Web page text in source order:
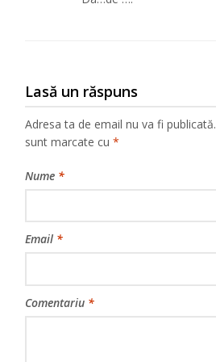
Lasă un răspuns
Adresa ta de email nu va fi publicată.
sunt marcate cu*
Nume *
Email *
Comentariu *